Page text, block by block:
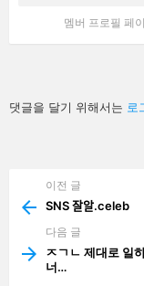
멤버 프로필 페
답
글
댓글을 달기 위해서는 로
more
이전 글
SNS 잘알.celeb
다음 글
ㅈㄱㄴ 제대로
너…